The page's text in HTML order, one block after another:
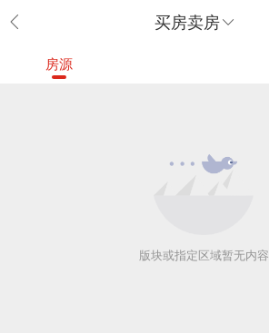
买房卖房
房源
版块或指定区域暂无内容